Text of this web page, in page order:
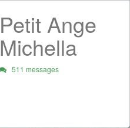
Petit Ange
Michella
511 messages